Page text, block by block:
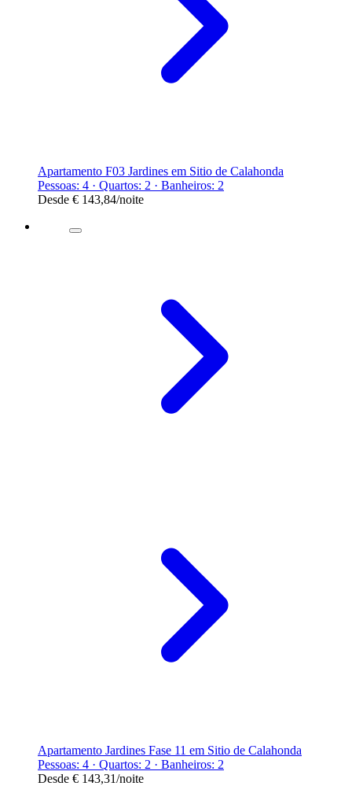
Apartamento F03 Jardines em Sitio de Calahonda
Pessoas: 4 · Quartos: 2 · Banheiros: 2
Desde € 143,84/noite
Apartamento Jardines Fase 11 em Sitio de Calahonda
Pessoas: 4 · Quartos: 2 · Banheiros: 2
Desde € 143,31/noite